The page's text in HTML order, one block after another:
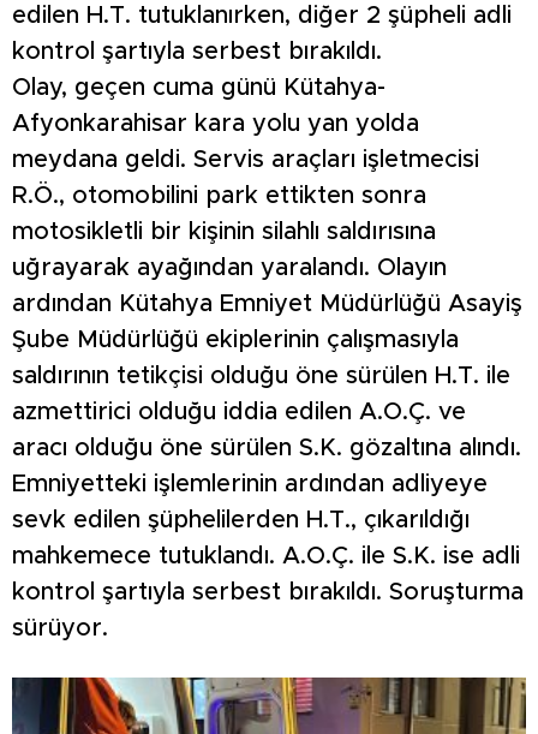
edilen H.T. tutuklanırken, diğer 2 şüpheli adli
kontrol şartıyla serbest bırakıldı.
Olay, geçen cuma günü Kütahya-
Afyonkarahisar kara yolu yan yolda
meydana geldi. Servis araçları işletmecisi
R.Ö., otomobilini park ettikten sonra
motosikletli bir kişinin silahlı saldırısına
uğrayarak ayağından yaralandı. Olayın
ardından Kütahya Emniyet Müdürlüğü Asayiş
Şube Müdürlüğü ekiplerinin çalışmasıyla
saldırının tetikçisi olduğu öne sürülen H.T. ile
azmettirici olduğu iddia edilen A.O.Ç. ve
aracı olduğu öne sürülen S.K. gözaltına alındı.
Emniyetteki işlemlerinin ardından adliyeye
sevk edilen şüphelilerden H.T., çıkarıldığı
mahkemece tutuklandı. A.O.Ç. ile S.K. ise adli
kontrol şartıyla serbest bırakıldı. Soruşturma
sürüyor.